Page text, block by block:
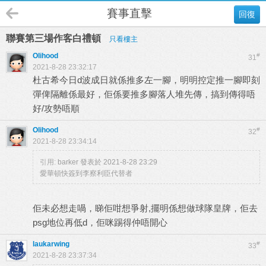
回復
賽事直擊
聯賽第三場作客白禮頓 只看樓主
31#
Olihood
2021-8-28 23:32:17
杜古希今日d波成日就係推多左一腳，明明控定推一腳即刻
彈俾隔離係最好，佢係要推多腳落人堆先傳，搞到傳得唔
好/攻勢唔順
32#
Olihood
2021-8-28 23:34:14
引用: barker 發表於 2021-8-28 23:29
愛華頓快簽到李察利臣代替者
佢未必想走喎，睇佢咁想爭射,擺明係想做球隊皇牌，佢去
psg地位再低d，佢咪踢得仲唔開心
33#
laukarwing
2021-8-28 23:37:34